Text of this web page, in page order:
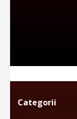
Categorii